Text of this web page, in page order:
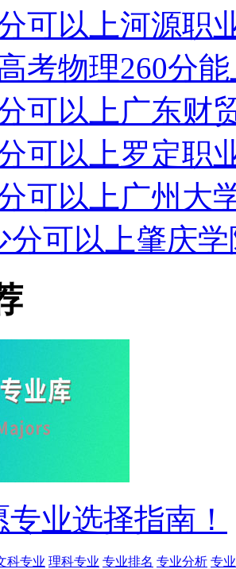
可以上河源职
考物理260分
可以上广东财
可以上罗定职
可以上广州大
分可以上肇庆
业选择指南！
科专业 理科专业 专业排名 专业分析 专